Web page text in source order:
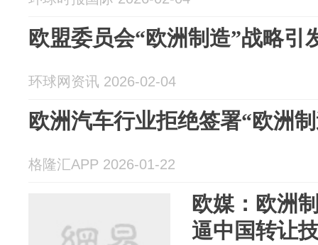
欧盟委员会“欧洲制造”战略引
环球网资讯 2026-02-04
欧洲汽车行业拒绝签署“欧洲
格隆汇APP 2026-01-22
欧媒：欧洲
逼中国转让